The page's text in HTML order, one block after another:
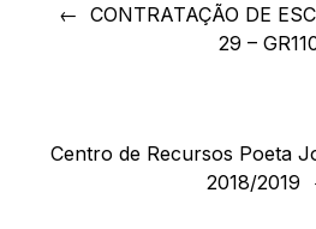
CONTRATAÇÃO DE
29 –
Centro de Recursos Poeta
2018/2019